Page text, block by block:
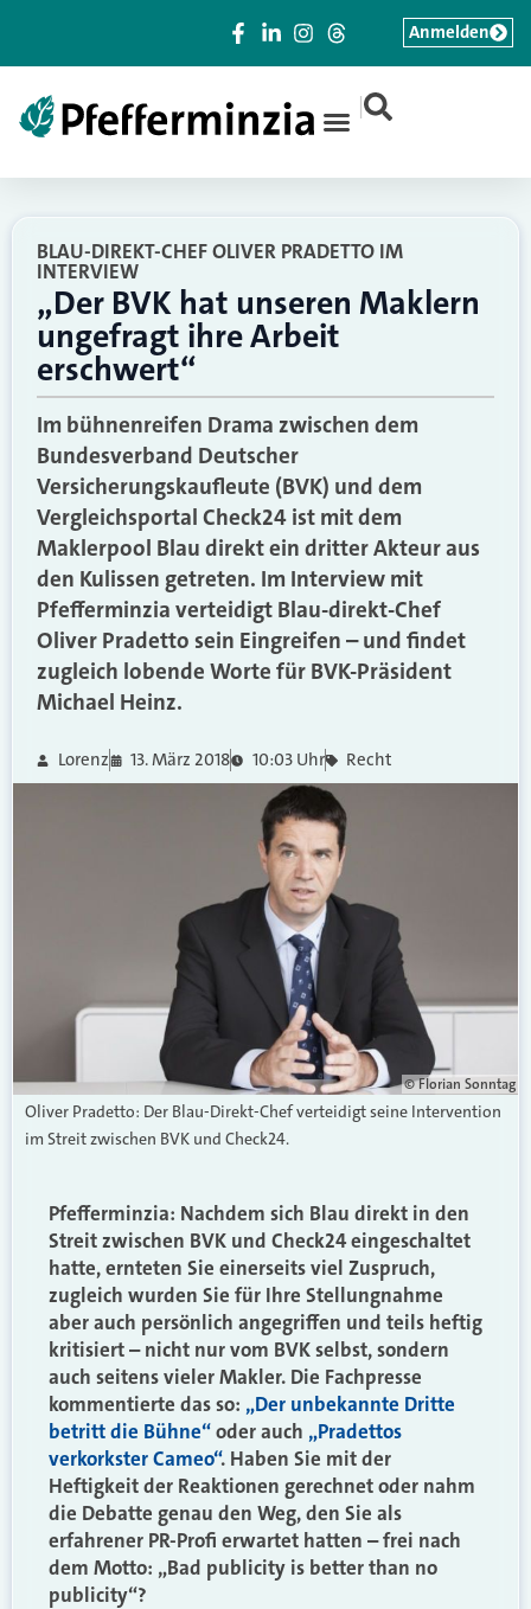
|
Anmelden
BLAU-DIREKT-CHEF OLIVER PRADETTO IM
INTERVIEW
„Der BVK hat unseren Maklern
ungefragt ihre Arbeit
erschwert“
Im bühnenreifen Drama zwischen dem
Bundesverband Deutscher
Versicherungskaufleute (BVK) und dem
Vergleichsportal Check24 ist mit dem
Maklerpool Blau direkt ein dritter Akteur aus
den Kulissen getreten. Im Interview mit
Pfefferminzia verteidigt Blau-direkt-Chef
Oliver Pradetto sein Eingreifen – und findet
zugleich lobende Worte für BVK-Präsident
Michael Heinz.
Lorenz 13. März 2018 10:03 Uhr Recht
© Florian Sonntag
Oliver Pradetto: Der Blau-Direkt-Chef verteidigt seine Intervention
im Streit zwischen BVK und Check24.
Pfefferminzia: Nachdem sich Blau direkt in den
Streit zwischen BVK und Check24 eingeschaltet
hatte, ernteten Sie einerseits viel Zuspruch,
zugleich wurden Sie für Ihre Stellungnahme
aber auch persönlich angegriffen und teils heftig
kritisiert – nicht nur vom BVK selbst, sondern
auch seitens vieler Makler. Die Fachpresse
kommentierte das so: „Der unbekannte Dritte
betritt die Bühne“oder auch „Pradettos
verkorkster Cameo“. Haben Sie mit der
Heftigkeit der Reaktionen gerechnet oder nahm
die Debatte genau den Weg, den Sie als
erfahrener PR-Profi erwartet hatten – frei nach
dem Motto: „Bad publicity is better than no
publicity“?